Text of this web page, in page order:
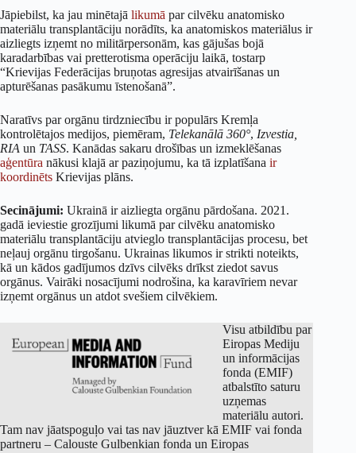
Jāpiebilst, ka jau minētajā likumā par cilvēku anatomisko
materiālu transplantāciju norādīts, ka anatomiskos materiālus ir
aizliegts izņemt no militārpersonām, kas gājušas bojā
karadarbības vai pretterotisma operāciju laikā, tostarp
“Krievijas Federācijas bruņotas agresijas atvairīšanas un
apturēšanas pasākumu īstenošanā”.
Naratīvs par orgānu tirdzniecību ir populārs Kremļa
kontrolētajos medijos, piemēram, Telekanālā 360°, Izvestia,
RIA un TASS. Kanādas sakaru drošības un izmeklēšanas
aģentūra nākusi klajā ar paziņojumu, ka tā izplatīšana ir
koordinēts Krievijas plāns.
Secinājumi: Ukrainā ir aizliegta orgānu pārdošana. 2021.
gadā ieviestie grozījumi likumā par cilvēku anatomisko
materiālu transplantāciju atvieglo transplantācijas procesu, bet
neļauj orgānu tirgošanu. Ukrainas likumos ir strikti noteikts,
kā un kādos gadījumos dzīvs cilvēks drīkst ziedot savus
orgānus. Vairāki nosacījumi nodrošina, ka karavīriem nevar
izņemt orgānus un atdot svešiem cilvēkiem.
Visu atbildību par
Eiropas Mediju
un informācijas
fonda (EMIF)
atbalstīto saturu
uzņemas
materiālu autori.
Tam nav jāatspoguļo vai tas nav jāuztver kā EMIF vai fonda
partneru – Calouste Gulbenkian fonda un Eiropas